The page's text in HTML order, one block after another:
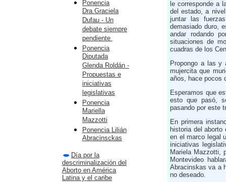
Ponencia
Dra.Graciela
Dufau - Un
debate siempre
pendiente
Ponencia
Diputada
Glenda Roldán -
Propuestas e
iniciativas
legislativas
Ponencia
Mariella
Mazzotti
Ponencia Lilián
Abracinsckas
Día por la
descriminalización del
Aborto en América
Latina y el caribe
le corresponde a
del estado, a
juntar las
demasiado duro,
andar rodando
situaciones de
cuadras de los
Propongo a las y
mujercita que
años, hace pocos
Esperamos que
esto que pasó,
pasando por este
En primera
historia del aborto
en el marco legal
iniciativas
Mariela Mazzotti,
Montevideo
Abracinskas va a
no deseado.